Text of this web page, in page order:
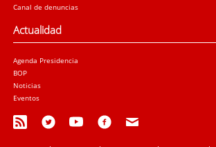
Canal de denuncias
Actualidad
Agenda Presidencia
BOP
Noticias
Eventos